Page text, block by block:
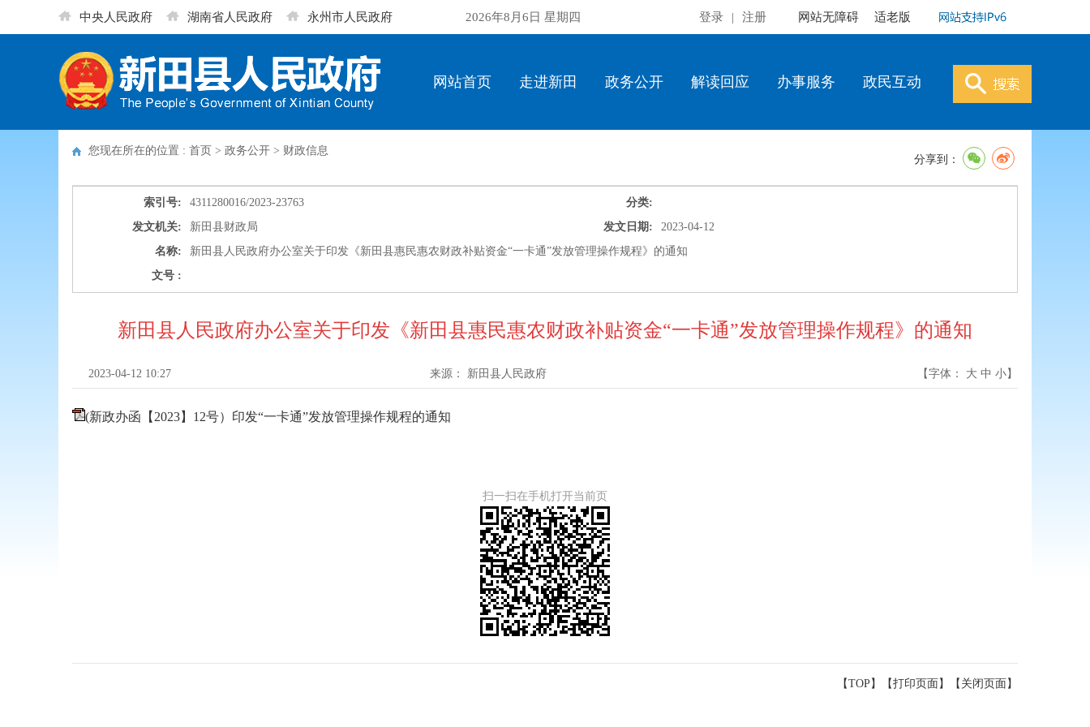
中央人民政府 湖南省人民政府 永州市人民政府 2026年8月6日 星期四 网站无障碍 适老版
登录 | 注册
网站首页 走进新田 政务公开 解读回应 办事服务 政民互动
您现在所在的位置 : 首页 > 政务公开 > 财政信息
分享到：
索引号: 4311280016/2023-23763
分类:
发文机关:
新田县财政局 发文日期:
2023-04-12
名称:
新田县人民政府办公室关于印发《新田县惠民惠农财政补贴资金“一卡通”发放管理操作规程》的通知
文号 :
新田县人民政府办公室关于印发《新田县惠民惠农财政补贴资金“一卡通”发放管理操作规程》的通知
2023-04-12 10:27 来源： 新田县人民政府 【字体： 大 中 小】
(新政办函【2023】12号）印发“一卡通”发放管理操作规程的通知
扫一扫在手机打开当前页
【TOP】 【打印页面 】【 关闭页面 】